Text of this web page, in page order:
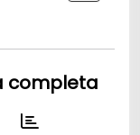
completa